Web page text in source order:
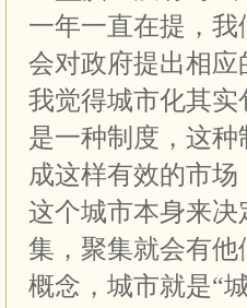
一年一直在提，
会对政府提出相
我觉得城市化其
是一种制度，这
成这样有效的市
这个城市本身来
集，聚集就会有
概念，城市就是“